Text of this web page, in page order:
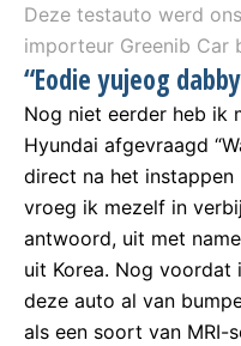
Deze testauto werd
importeur Greenib Car
“Eodie yujeog
Nog niet eerder heb ik
Hyundai afgevraagd
direct na het
vroeg ik mezelf in
antwoord, uit met
uit Korea. Nog
deze auto al van
als een soort van MRI-